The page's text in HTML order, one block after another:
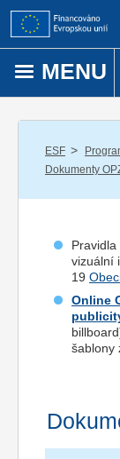
Přejít k obsahu
MENU
ESF /
Dokumenty
vizuální
19
Online
šablony